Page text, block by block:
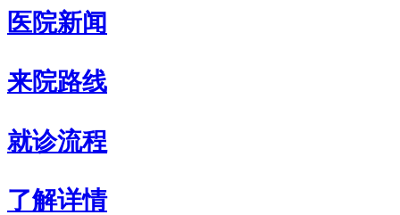
医院新闻
来院路线
就诊流程
了解详情